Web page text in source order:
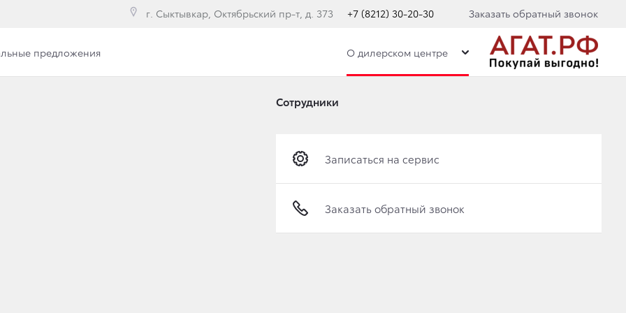
г. Сыктывкар, Октябрьский пр-т, д. 373 +7 (8212) 30-20-30 Заказать обратный звонок
Записаться на сервис
Заказать обратный звонок
предложения О дилерском центре
Сотрудники
Записаться на сервис
Заказать обратный звонок
В КЛАССЕ: TOYOTA RAV4
НА ПАДАЮЩЕМ РОССИЙСКОМ